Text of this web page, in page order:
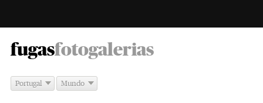
fugas -
fotogalerias
Portugal Mundo